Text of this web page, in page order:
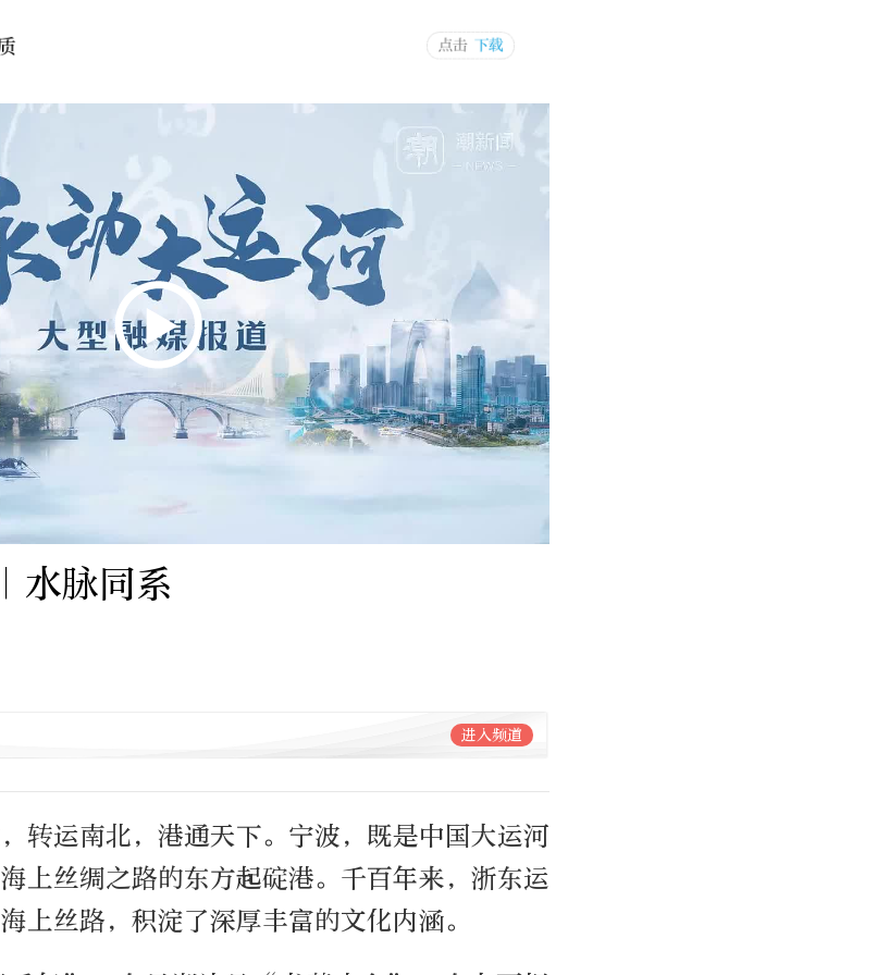
水脉同系
进入频道
转运南北，港通天下。宁波，既是中国大运河
上丝绸之路的东方起碇港。千百年来，浙东运
上丝路，积淀了深厚丰富的文化内涵。